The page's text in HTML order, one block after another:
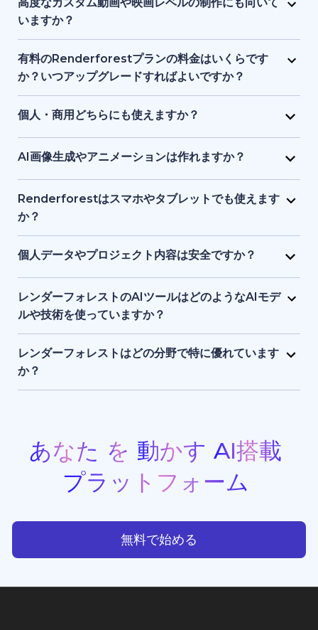
ランドアイデンティティやプロジェクトに合わせた調
整が可能です。
高度なカスタム動画や映画レベルの制作にも向いて
いますか？
Renderforest は、構造化されたセミカスタム動画に
最適で、フルスケールのシネマティック制作向けでは
ありません。プロ品質の制作を簡素化しますが、ハイ
エンドのアニメーションスタジオや高度なポストプロ
ダクションツールの完全な代替とはなりません。
有料のRenderforestプランの料金はいくらです
か？いつアップグレードすればよいですか？
有料プランは手頃な月額料金から利用でき、料金は動
画の長さ、書き出し品質、ストレージ容量で変動しま
テンプレート利用や制作自由度が必要な場合にアップ
グレードが適しています。
個人・商用どちらにも使えますか？
はい。個人プロジェクト、クライアント案件、ビジネ
ス用途の動画やビジュアル、ウェブサイト制作に利用
AI画像生成やアニメーションは作れますか？
はい。AI画像ジェネレーターで、テキストの指示や参
考画像からユニークなビジュアルを作成できます。生
成した画像を短いアニメーションにすることも可能で
す。
Renderforestはスマホやタブレットでも使えます
か？
はい。Renderforestアプリは Android と iOS の両方
でダウンロードでき、またはブラウザでウエブ版を利
いるため、いつでもどこでも制作・編集が可能です。
個人データやプロジェクト内容は安全ですか？
もちろんです。Renderforestは安全なデータ暗号化と
クラウド保護基準を採用しており、個人情報とプロジ
ェクトを安全に守ります。ファイルはプライベートな
まま保持され、アクセスできるのはユーザー本人のみ
です。
レンダーフォレストのAIツールはどのようなAIモデ
ルや技術を使っていますか？
レンダーフォレストは、独自開発のAIエンジンに加
え、Sora 2、Google Veo 3.1、Kling 3.0 Omni、
Seedance 2.0、Pixverse V6、Nano Banana Pro、
GPT Image 2、Grok Imagineなど、最先端のAIモデ
性のある動画生成・画像生成・アニメーション制作・
ウエブサイト制作を実現しています。
レンダーフォレストはどの分野で特に優れています
か？
レンダーフォレストは、現在利用できる中でもトップ
などの豊富なテンプレートを備えており、クリエイタ
ー、ビジネスオーナー、マーケターが、スタジオ品質
のプロフェッショナルな動画コンテンツを手軽に制作
できる点で高く評価されています。
あなた を 動かす AI搭載
プラットフォーム
無料で始める